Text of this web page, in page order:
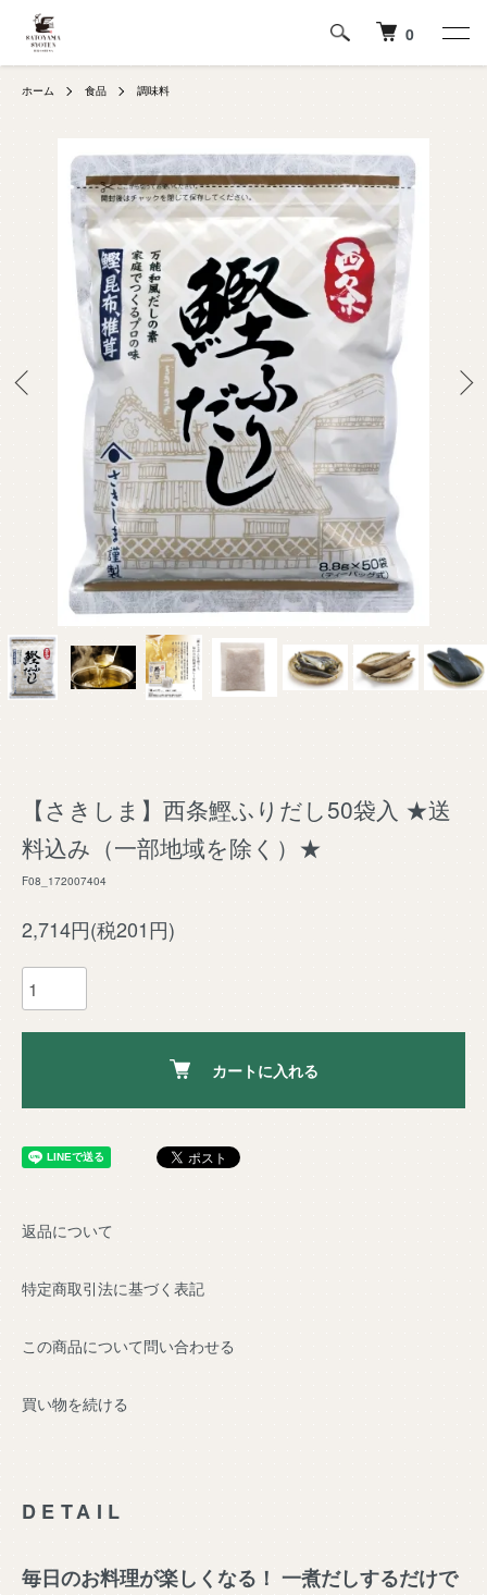
0
ホーム 食品 調味料
【さきしま】西条鰹ふりだし50袋入 ★送
料込み（一部地域を除く）★
F08_172007404
2,714円(税201円)
カートに入れる
返品について
特定商取引法に基づく表記
この商品について問い合わせる
買い物を続ける
DETAIL
毎日のお料理が楽しくなる！ 一煮だしするだけで